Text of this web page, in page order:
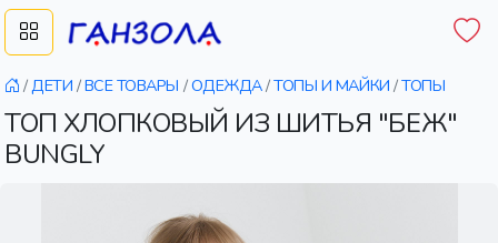
/ДЕТИ /ВСЕ ТОВАРЫ /ОДЕЖДА/ТОПЫ И МАЙКИ /ТОПЫ
ТОП ХЛОПКОВЫЙ ИЗ ШИТЬЯ "БЕЖ"
BUNGLY